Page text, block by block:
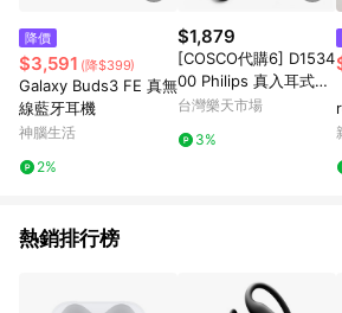
降價
$3,591 (降$399)
Galaxy Buds3 FE 真無
線藍牙耳機
神腦生活
2%
$1,879
[COSCO代購6] D1534
00 Philips 真入耳式耳
機 TAT1108
台灣樂天市場
3%
熱銷排行榜